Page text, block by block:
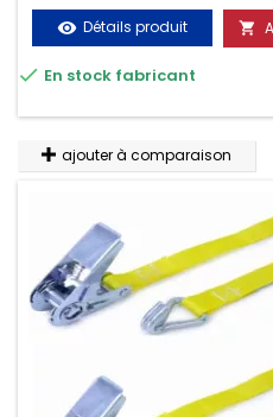
chargements pendant le
résistante aux UV et aux
n'absorbe pas l'eau.
visibility Détails produit 
 En stock fabricant
ajouter à comparaison